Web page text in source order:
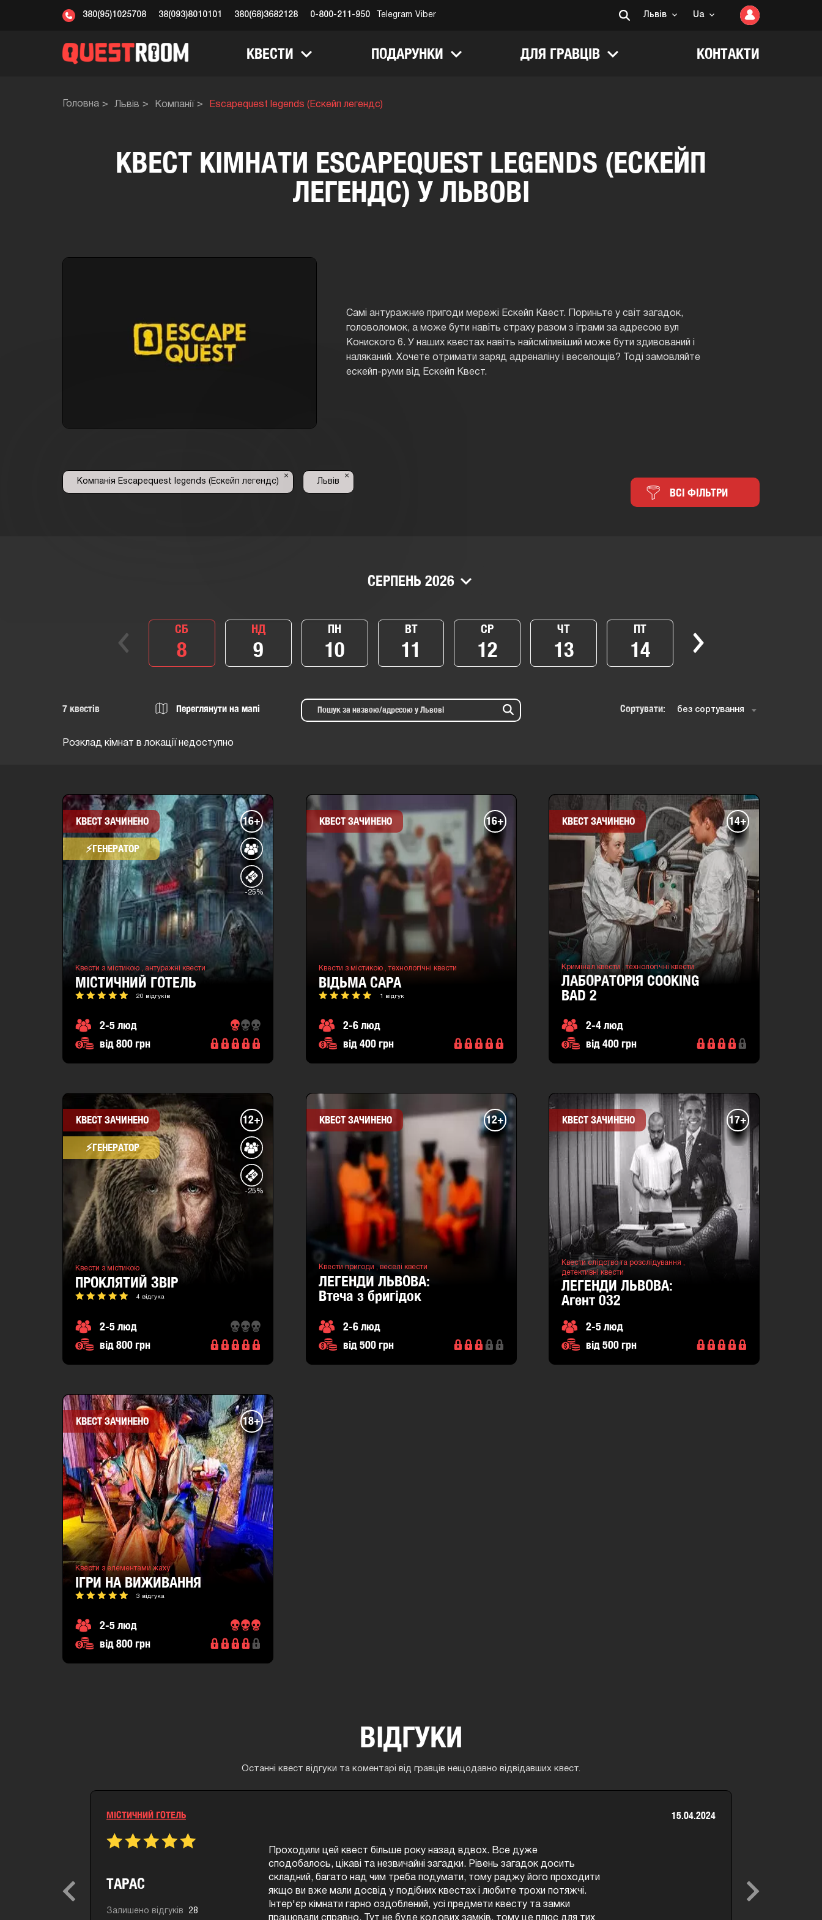
380(95)1025708 38(093)8010101 380(68)3682128 0-800-211-950 Telegram Viber Львів Ua
КВЕСТИ ПОДАРУНКИ ДЛЯ ГРАВЦІВ КОНТАКТИ
Головна Львів Компанії Escapequest legends (Ескейп легендс)
КВЕСТ КІМНАТИ ESCAPEQUEST LEGENDS (ЕСКЕЙП
ЛЕГЕНДС) У ЛЬВОВІ
Самі антуражние пригоди мережі Ескейп Квест. Пориньте у світ загадок,
головоломок, а може бути навіть страху разом з іграми за адресою вул
Кониского 6. У наших квестах навіть найсміливіший може бути здивований і
наляканий. Хочете отримати заряд адреналіну і веселощів? Тоді замовляйте
ескейп-руми від Ескейп Квест.
Компанія Escapequest legends (Ескейп легендс)
×
Львів
×
ВСІ ФІЛЬТРИ
СЕРПЕНЬ 2026
СБ
8
НД
9
ПН
10
ВТ
11
СР
12
ЧТ
13
ПТ
14
7 квестів Переглянути на мапі Сортувати:
Розклад кімнат в локації недоступно
КВЕСТ ЗАЧИНЕНО
⚡​ГЕНЕРАТОР
16+
-25%
Квести з містикою , антуражні квести
МІСТИЧНИЙ ГОТЕЛЬ
20 відгуків
2-5 люд
від 800 грн
КВЕСТ ЗАЧИНЕНО 16+
Квести з містикою ,технологічні квести
ВІДЬМА САРА
1 відгук
2-6 люд
від 400 грн
КВЕСТ ЗАЧИНЕНО 14+
Кримінал квести ,технологічні квести
ЛАБОРАТОРІЯ COOKING
BAD 2
2-4 люд
від 400 грн
КВЕСТ ЗАЧИНЕНО
⚡​ГЕНЕРАТОР
12+
-25%
Квести з містикою
ПРОКЛЯТИЙ ЗВІР
4 відгука
2-5 люд
від 800 грн
КВЕСТ ЗАЧИНЕНО 12+
Квести пригоди , веселі квести
ЛЕГЕНДИ ЛЬВОВА:
втеча з бригідок
2-6 люд
від 500 грн
КВЕСТ ЗАЧИНЕНО 17+
Квести слідство та розслідування ,
детективні квести
ЛЕГЕНДИ ЛЬВОВА:
агент 032
2-5 люд
від 500 грн
КВЕСТ ЗАЧИНЕНО 18+
Квести з елементами жаху
ІГРИ НА ВИЖИВАННЯ
3 відгука
2-5 люд
від 800 грн
ВІДГУКИ
Останні квест відгуки та коментарі від гравців нещодавно відвідавших квест.
ПРОКЛЯТИЙ ЗВІР
ТАРАС
Залишено відгуків 28
15.04.2024
Проходили цей квест десь пів року назад. Загалом дуже цікавий квест,
великий за площею, багато цікавих та антуражних завдань. Дуже вдало
підібрані декорації, візуально квест виглядає ефектно, хоча самі кімнати
по темі квесту похмурі. Ми проходили удвох і вирішили усі загадки без
підказок за 54 хв) Сама ідея загадок нам дуже сподобалась, це один з
Next